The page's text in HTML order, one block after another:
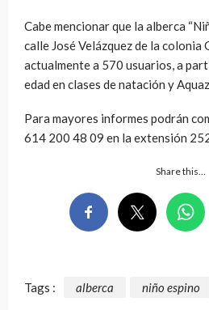
Cabe mencionar que la alberca
calle José Velázquez de la colonia
actualmente a 570 usuarios, a
edad en clases de natación y
Para mayores informes podrán
614 200 48 09 en la extensión
Share this…
Tags : alberca niño espino